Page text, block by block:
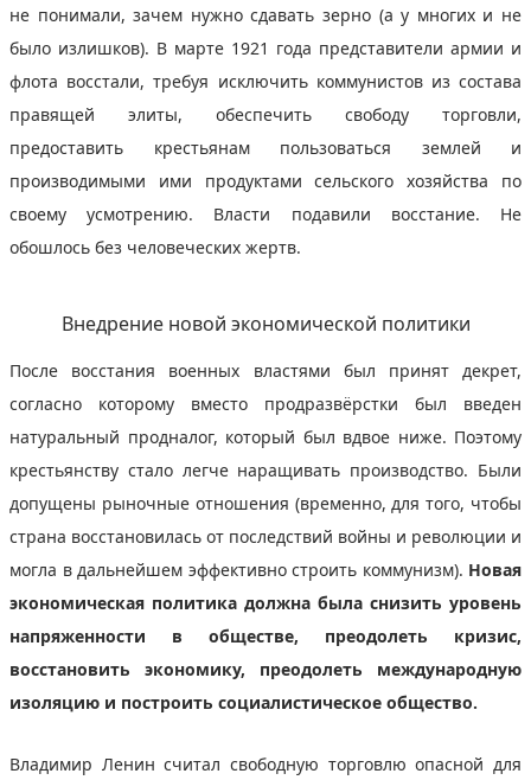
не понимали, зачем нужно сдавать зерно (а у многих и не
было излишков). В марте 1921 года представители армии и
флота восстали, требуя исключить коммунистов из состава
правящей элиты, обеспечить свободу торговли,
предоставить крестьянам пользоваться землей и
производимыми ими продуктами сельского хозяйства по
своему усмотрению. Власти подавили восстание. Не
обошлось без человеческих жертв.
Внедрение новой экономической политики
После восстания военных властями был принят декрет,
согласно которому вместо продразвёрстки был введен
натуральный продналог, который был вдвое ниже. Поэтому
крестьянству стало легче наращивать производство. Были
допущены рыночные отношения (временно, для того, чтобы
страна восстановилась от последствий войны и революции и
могла в дальнейшем эффективно строить коммунизм). Новая
экономическая политика должна была снизить уровень
напряженности в обществе, преодолеть кризис,
восстановить экономику, преодолеть международную
изоляцию и построить социалистическое общество.
Владимир Ленин считал свободную торговлю опасной для